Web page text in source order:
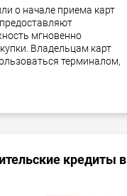
о начале приема карт
мгновенно
Владельцам карт
терминалом,
кредиты в